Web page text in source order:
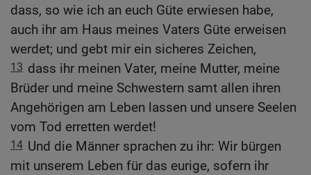
dass, so wie ich an euch Güte erwiesen habe,
auch ihr am Haus meines Vaters Güte erweisen
werdet; und gebt mir ein sicheres Zeichen,
13 dass ihr meinen Vater, meine Mutter, meine
Brüder und meine Schwestern samt allen ihren
Angehörigen am Leben lassen und unsere Seelen
vom Tod erretten werdet!
14 Und die Männer sprachen zu ihr: Wir bürgen
mit unserem Leben für das eurige, sofern ihr